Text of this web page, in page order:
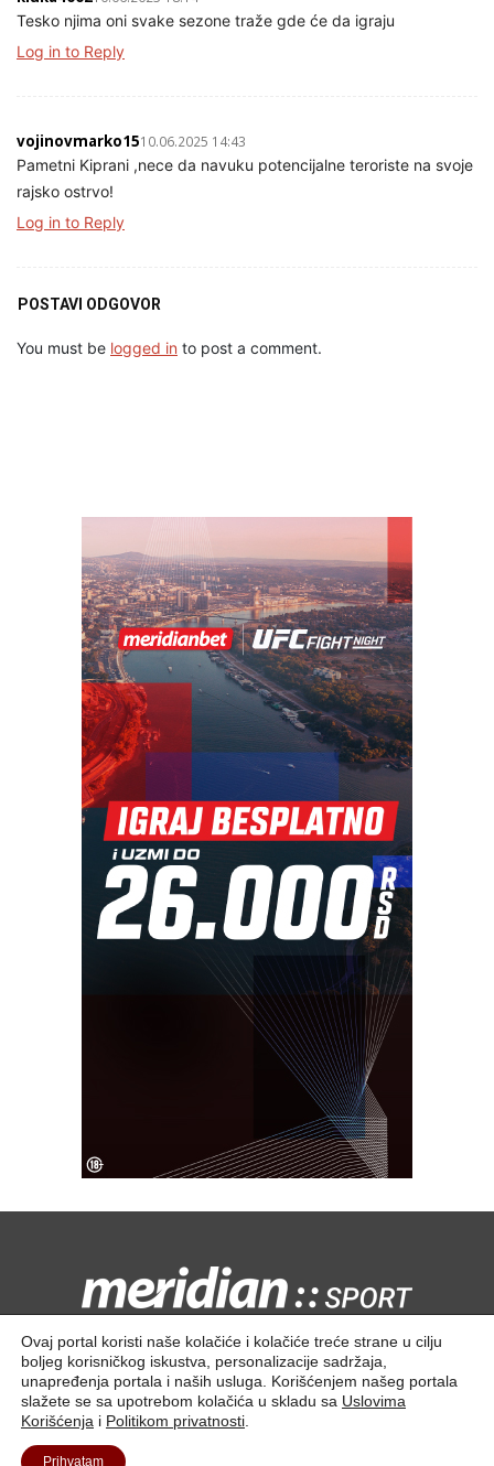
Tesko njima oni svake sezone traže gde će da igraju
Log in to Reply
vojinovmarko1510.06.2025 14:43
Pametni Kiprani ,nece da navuku potencijalne teroriste na svoje
rajsko ostrvo!
Log in to Reply
POSTAVI ODGOVOR
You must be logged in to post a comment.
Kontaktirajte nas:redakcija@meridiansport.rs
Ovaj portal koristi naše kolačiće i kolačiće treće strane u cilju
boljeg korisničkog iskustva, personalizacije sadržaja,
unapređenja portala i naših usluga. Korišćenjem našeg portala
slažete se sa upotrebom kolačića u skladu sa Uslovima
Korišćenja i Politikom privatnosti
Prihvatam